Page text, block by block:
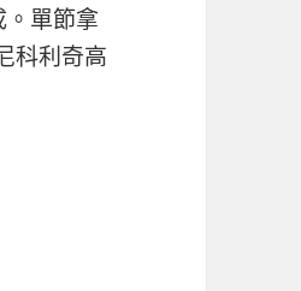
單節拿
科利奇高